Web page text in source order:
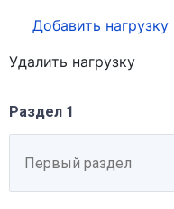
Добавить нагрузку
Удалить нагрузку
Раздел 1